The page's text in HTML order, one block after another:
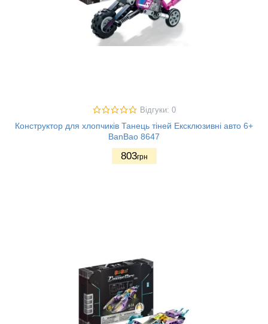
Відгуки: 0
Конструктор для хлопчиків Танець тіней Ексклюзивні авто 6+
BanBao 8647
803грн